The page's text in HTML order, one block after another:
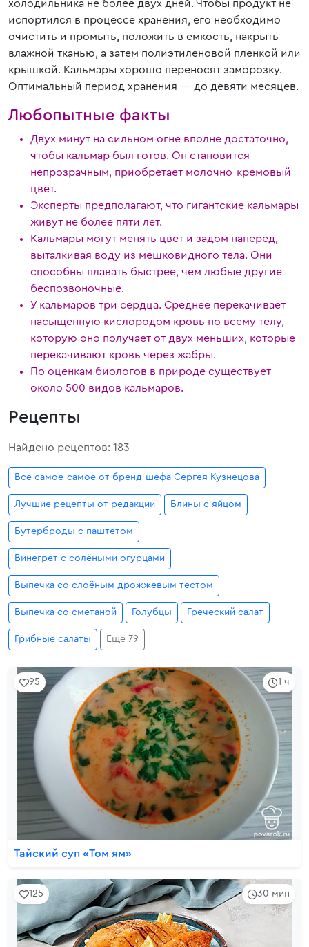
холодильника не более двух дней. Чтобы продукт не
испортился в процессе хранения, его необходимо
очистить и промыть, положить в емкость, накрыть
влажной тканью, а затем полиэтиленовой пленкой или
крышкой. Кальмары хорошо переносят заморозку.
Оптимальный период хранения — до девяти месяцев.
Любопытные факты
Двух минут на сильном огне вполне достаточно,
чтобы кальмар был готов. Он становится
непрозрачным, приобретает молочно-кремовый
цвет.
Эксперты предполагают, что гигантские кальмары
живут не более пяти лет.
Кальмары могут менять цвет и задом наперед,
выталкивая воду из мешковидного тела. Они
способны плавать быстрее, чем любые другие
беспозвоночные.
У кальмаров три сердца. Среднее перекачивает
насыщенную кислородом кровь по всему телу,
которую оно получает от двух меньших, которые
перекачивают кровь через жабры.
По оценкам биологов в природе существует
около 500 видов кальмаров.
Рецепты
Найдено рецептов: 183
Все самое-самое от бренд-шефа Сергея Кузнецова
Лучшие рецепты от редакции Блины с яйцом
Бутерброды с паштетом
Винегрет с солёными огурцами
Выпечка со слоёным дрожжевым тестом
Выпечка со сметаной Голубцы Греческий салат
Грибные салаты Еще 79
1 ч
95
Тайский суп «Том ям»
30 мин
125